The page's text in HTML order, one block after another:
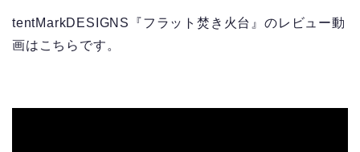
tentMarkDESIGNS『フラット焚き火台』のレビュー動
画はこちらです。